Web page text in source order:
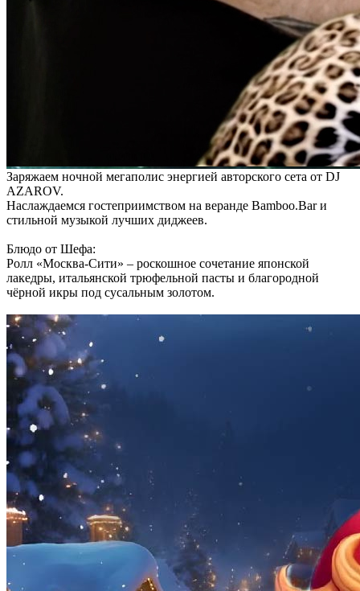
Заряжаем ночной мегаполис энергией авторского сета от DJ
AZAROV.
Наслаждаемся гостеприимством на веранде Bamboo.Bar и
стильной музыкой лучших диджеев.
Блюдо от Шефа:
Ролл «Москва-Сити» – роскошное сочетание японской
лакедры, итальянской трюфельной пасты и благородной
чёрной икры под сусальным золотом.